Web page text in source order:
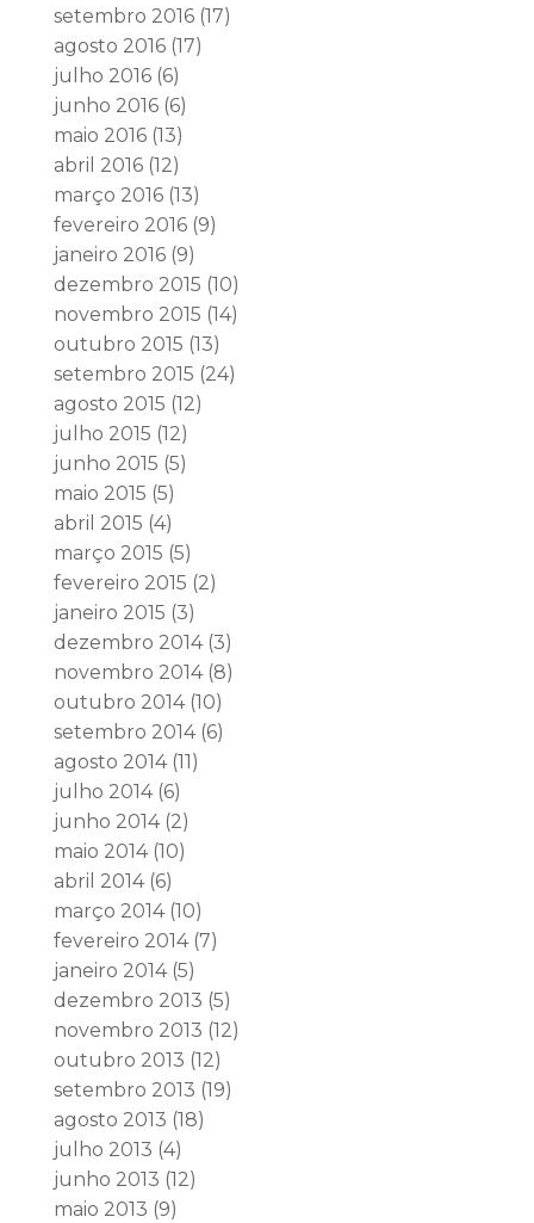
setembro 2016(17)
agosto 2016(17)
julho 2016(6)
junho 2016(6)
maio 2016(13)
abril 2016(12)
março 2016(13)
fevereiro 2016(9)
janeiro 2016(9)
dezembro 2015 (10)
novembro 2015 (14)
outubro 2015 (13)
setembro 2015 (24)
agosto 2015 (12)
julho 2015 (12)
junho 2015 (5)
maio 2015 (5)
abril 2015 (4)
março 2015 (5)
fevereiro 2015 (2)
janeiro 2015 (3)
dezembro 2014(3)
novembro 2014(8)
outubro 2014(10)
setembro 2014(6)
agosto 2014(11)
julho 2014(6)
junho 2014(2)
maio 2014(10)
abril 2014(6)
março 2014(10)
fevereiro 2014(7)
janeiro 2014(5)
dezembro 2013 (5)
novembro 2013 (12)
outubro 2013 (12)
setembro 2013 (19)
agosto 2013 (18)
julho 2013 (4)
junho 2013 (12)
maio 2013 (9)